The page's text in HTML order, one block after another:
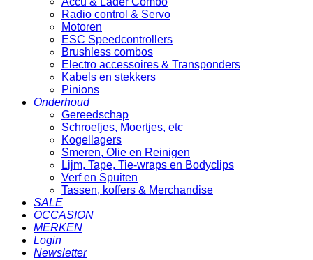
Radio control & Servo
Motoren
ESC Speedcontrollers
Brushless combos
Electro accessoires & Transponders
Kabels en stekkers
Pinions
Onderhoud
Gereedschap
Schroefjes, Moertjes, etc
Kogellagers
Smeren, Olie en Reinigen
Lijm, Tape, Tie-wraps en Bodyclips
Verf en Spuiten
Tassen, koffers & Merchandise
SALE
OCCASION
MERKEN
Login
Newsletter